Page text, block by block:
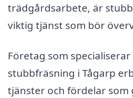
trädgårdsarbete, är
viktig tjänst som bör
Företag som specialiserar
stubbfräsning i Tågarp
tjänster och fördelar som